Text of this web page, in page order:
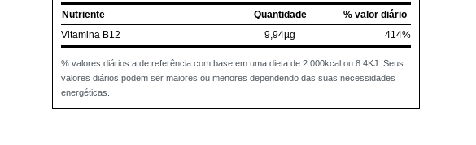
Nutriente Quantidade
% valor diário
Vitamina B12
9,94µg 414%
% valores diários a de referência com base em uma dieta de 2.000kcal ou 8.4KJ. Seus
valores diários podem ser maiores ou menores dependendo das suas necessidades
energéticas.